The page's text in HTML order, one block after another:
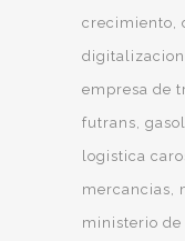
crecimiento
digitalizacion
empresa de
futrans
logistica
mercancias
ministerio